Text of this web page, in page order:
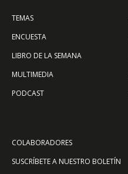
TEMAS
ENCUESTA
LIBRO DE LA SEMANA
MULTIMEDIA
PODCAST
COLABORADORES
SUSCRÍBETE A NUESTRO BOLETÍN